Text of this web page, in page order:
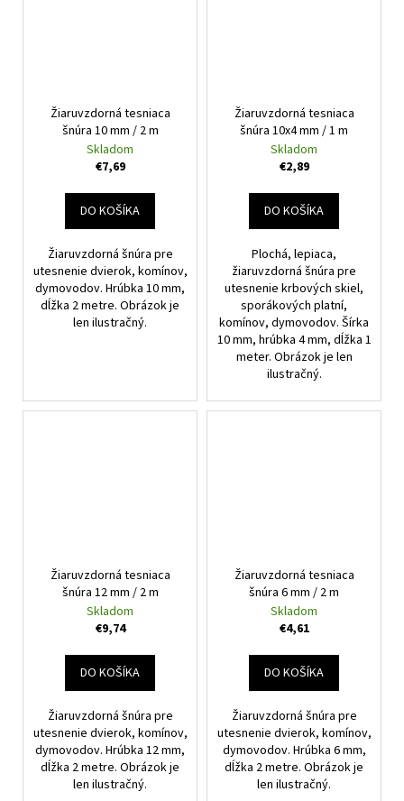
Žiaruvzdorná tesniaca
šnúra 10 mm / 2 m
Skladom
€7,69
DO KOŠÍKA
Žiaruvzdorná šnúra pre
utesnenie dvierok, komínov,
dymovodov. Hrúbka 10 mm,
dĺžka 2 metre. Obrázok je
len ilustračný.
Žiaruvzdorná tesniaca
šnúra 10x4 mm / 1 m
Skladom
€2,89
DO KOŠÍKA
Plochá, lepiaca,
žiaruvzdorná šnúra pre
utesnenie krbových skiel,
sporákových platní,
komínov, dymovodov. Šírka
10 mm, hrúbka 4 mm, dĺžka 1
meter. Obrázok je len
ilustračný.
Žiaruvzdorná tesniaca
šnúra 12 mm / 2 m
Skladom
€9,74
DO KOŠÍKA
Žiaruvzdorná šnúra pre
utesnenie dvierok, komínov,
dymovodov. Hrúbka 12 mm,
dĺžka 2 metre. Obrázok je
len ilustračný.
Žiaruvzdorná tesniaca
šnúra 6 mm / 2 m
Skladom
€4,61
DO KOŠÍKA
Žiaruvzdorná šnúra pre
utesnenie dvierok, komínov,
dymovodov. Hrúbka 6 mm,
dĺžka 2 metre. Obrázok je
len ilustračný.